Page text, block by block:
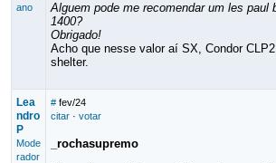
ano
Alguem pode me recomendar um les paul
1400?
Obrigado!
Acho que nesse valor aí SX, Condor
shelter.
Lea
ndro
P
Mode
rador
# fev/24
citar· votar
_rochasupremo